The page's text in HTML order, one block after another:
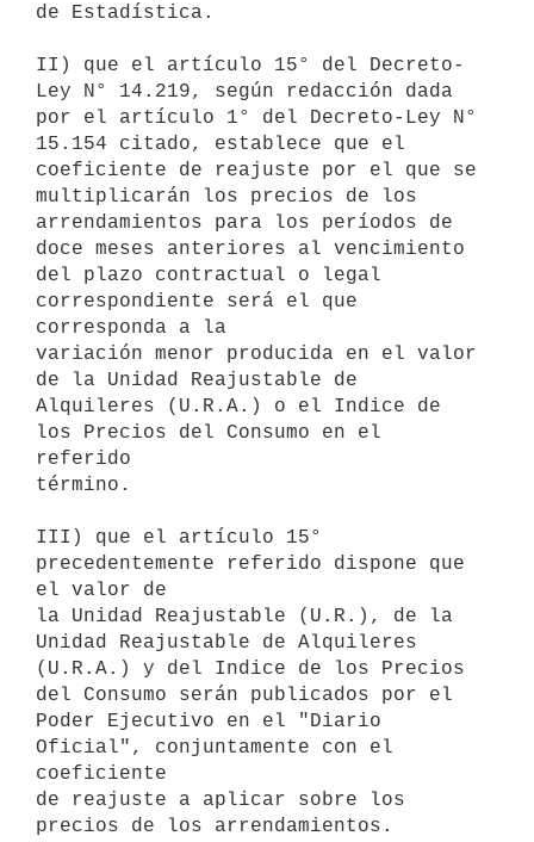
de Estadística.
II) que el artículo 15° del Decreto-
Ley N° 14.219, según redacción dada
por el artículo 1° del Decreto-Ley N°
15.154 citado, establece que el
coeficiente de reajuste por el que se
multiplicarán los precios de los
arrendamientos para los períodos de
doce meses anteriores al vencimiento
del plazo contractual o legal
correspondiente será el que
corresponda a la
variación menor producida en el valor
de la Unidad Reajustable de
Alquileres (U.R.A.) o el Indice de
los Precios del Consumo en el
referido
término.
III) que el artículo 15°
precedentemente referido dispone que
el valor de
la Unidad Reajustable (U.R.), de la
Unidad Reajustable de Alquileres
(U.R.A.) y del Indice de los Precios
del Consumo serán publicados por el
Poder Ejecutivo en el "Diario
Oficial", conjuntamente con el
coeficiente
de reajuste a aplicar sobre los
precios de los arrendamientos.